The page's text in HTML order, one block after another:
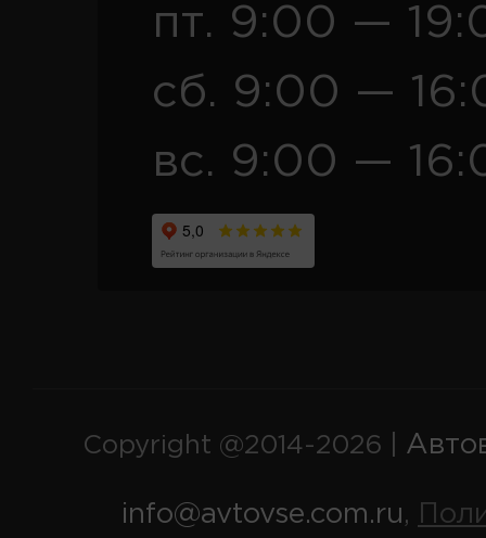
пт. 9:00 —
сб. 9:00 —
вс. 9:00 —
Copyright @2014-2026 |
info@avtovse.com.ru,